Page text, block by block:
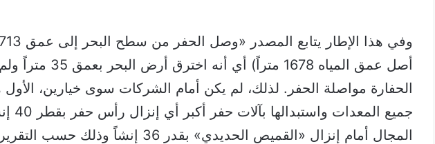
أصل عمق المياه 1678 متراً) أي أنه
الحفارة مواصلة الحفر. لذلك، لم يكن أمام الشركات سوى خيارين،
جميع
المجال أمام إنزال «القميص الحديدي» بقدر 36 إنشاً وذلك حسب التقرير